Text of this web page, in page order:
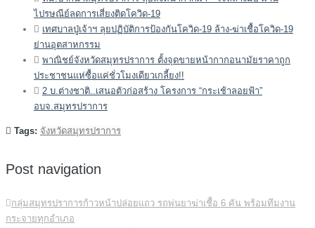
ไปรษณีย์ลดการเสี่ยงติดโควิด-19
เทศบาลปู่เจ้าฯ ลุยปฏิบัติการป้องกันโควิด-19 ล้าง-ฆ่าเชื้อโควิด-19
ย่านอุตสาหกรรม
พาณิชย์จังหวัดสมุทรปราการ ตั้งจุดขายหน้ากากอนามัยราคาถูก
ประชาชนแห่ซื้อแค่ชั่วโมงเดียวเกลี้ยง!!
2 บ.ต่างชาติ..เสนอตัวก่อสร้าง โครงการ “กระเช้าลอยฟ้า”
อบจ.สมุทรปราการ
Tags: จังหวัดสมุทรปราการ
Post navigation
กลุ่มสมุทรปราการก้าวหน้าปล่อยแถว รถพ่นยาฆ่าเชื้อ 6 คัน พร้อมทีมงาน
กระจายทุกอำเภอ